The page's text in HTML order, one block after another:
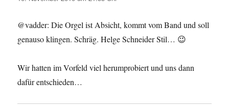
@vadder: Die Orgel ist Absicht, kommt vom Band und soll
genauso klingen. Schräg. Helge Schneider Stil… 😉
Wir hatten im Vorfeld viel herumprobiert und uns dann
dafür entschieden…